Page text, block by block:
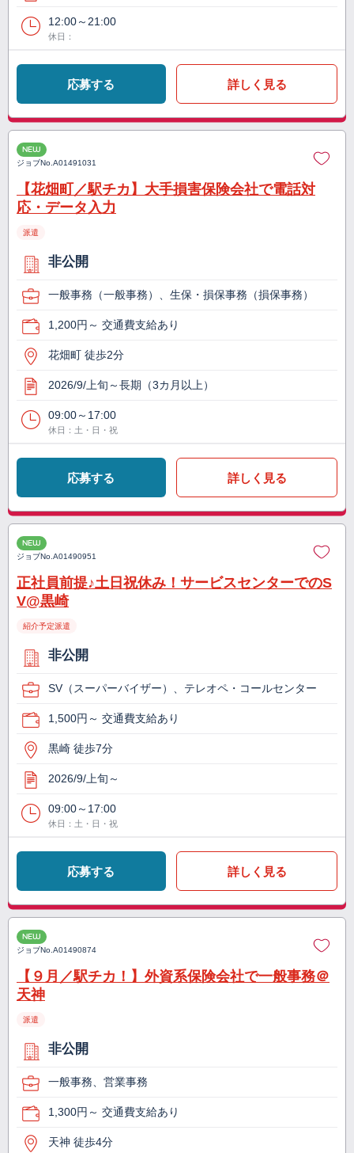
12:00～21:00
休日：
応募する 詳しく見る
NEW
ジョブNo.A01491031
【花畑町／駅チカ】大手損害保険会社で電話対
応・データ入力
派遣
非公開
一般事務（一般事務）、生保・損保事務（損保事務）
1,200円～ 交通費支給あり
花畑町 徒歩2分
2026/9/上旬～長期（3カ月以上）
09:00～17:00
休日：土・日・祝
応募する 詳しく見る
NEW
ジョブNo.A01490951
正社員前提♪土日祝休み！サービスセンターでのS
V@黒崎
紹介予定派遣
非公開
SV（スーパーバイザー）、テレオペ・コールセンター
1,500円～ 交通費支給あり
黒崎 徒歩7分
2026/9/上旬～
09:00～17:00
休日：土・日・祝
応募する 詳しく見る
NEW
ジョブNo.A01490874
【９月／駅チカ！】外資系保険会社で一般事務＠
天神
派遣
非公開
一般事務、営業事務
1,300円～ 交通費支給あり
天神 徒歩4分